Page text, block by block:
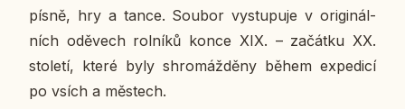
písně, hry a tance. Soubor vy­stu­pu­je v ori­gi­nál­
ních odě­vech rol­ní­ků konce XIX. – za­čát­ku XX.
sto­le­tí, které byly shro­máž­dě­ny během ex­pe­di­cí
po vsích a měs­tech.